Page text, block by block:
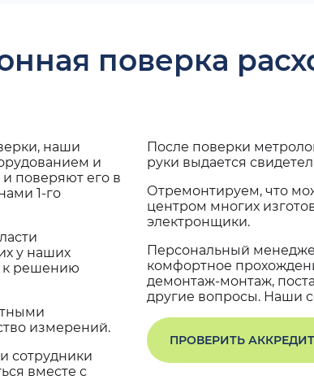
поверка
наши
и
поверяют его в
1-го
у наших
к решению
измерений.
сотрудники
вместе с
После поверки
руки выдается
Отремонтируем, что
центром многих
электронщики.
Персональный
комфортное
демонтаж-монтаж,
другие вопросы. Наши
ПРОВЕРИТЬ